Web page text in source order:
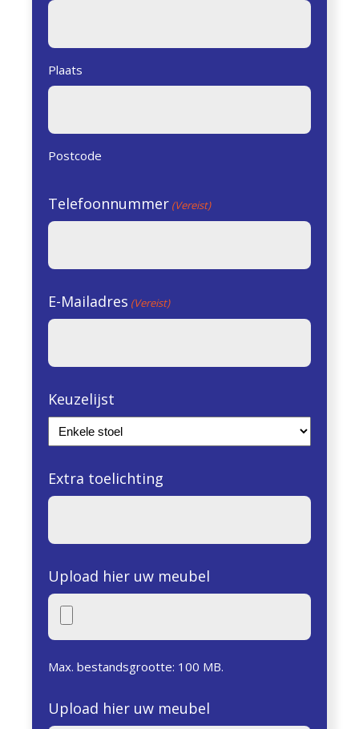
Plaats
Postcode
Telefoonnummer (Vereist)
E-Mailadres (Vereist)
Keuzelijst
Extra toelichting
Upload hier uw meubel
Max. bestandsgrootte: 100 MB.
Upload hier uw meubel